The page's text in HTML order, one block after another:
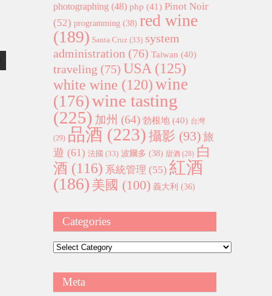
photographing (48) php (41) Pinot Noir
(52) programming (38) red wine
(189) Santa Cruz (33) system
administration (76) Taiwan (40)
traveling (75) USA (125)
white wine (120)wine
(176)wine tasting
(225) 加州 (64) 勃根地 (40) 台灣
(29) 品酒 (223) 攝影 (93) 旅
遊 (61) 法國 (33) 波爾多 (38) 甜酒 (28) 白
酒 (116) 系統管理 (55) 紅酒
(186) 美國 (100) 義大利 (36)
Categories
Categories
Meta